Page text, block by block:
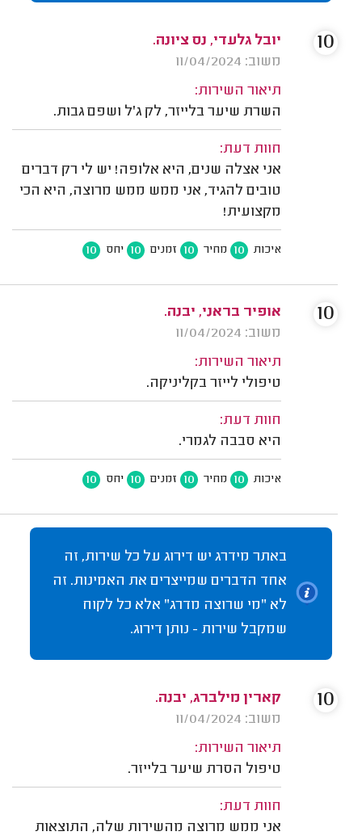
יובל גלעדי, נס ציונה.
משוב: 11/04/2024
תיאור השירות:
השרת שיער בלייזר, לק ג'ל ושפם גבות.
חוות דעת:
אני אצלה שנים, היא אלופה! יש לי רק דברים
טובים להגיד, אני ממש ממש מרוצה, היא הכי
מקצועית!
איכות 10 מחיר 10 זמנים 10 יחס 10
10
אופיר בראני, יבנה.
משוב: 11/04/2024
תיאור השירות:
טיפולי לייזר בקליניקה.
חוות דעת:
היא סבבה לגמרי.
איכות 10 מחיר 10 זמנים 10 יחס 10
10
באתר מידרג יש דירוג על כל שירות, זה
אחד הדברים שמייצרים את האמינות. זה
לא "מי שרוצה מדרג" אלא כל לקוח
שמקבל שירות - נותן דירוג.
קארין מילברג, יבנה.
משוב: 11/04/2024
תיאור השירות:
טיפול הסרת שיער בלייזר.
חוות דעת:
אני ממש מרוצה מהשירות שלה, התוצאות
10